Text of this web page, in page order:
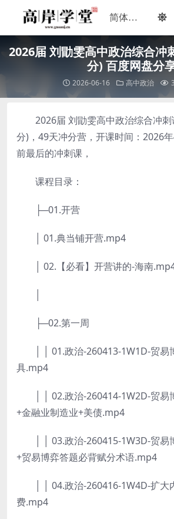
2026届 刘勖雯高中政治综合冲
分) 百度网盘分
2026-06-16 高中政治 3
2026届 刘勖雯高中政治综合冲刺
分)，49天冲分营，开课时间：2026
前最后的冲刺课，
课程目录：
├─01.开营
│ 01.典当铺开营.mp4
│ 02.【必看】开营讲的-海南
├─02.第一周
│ │ 01.政治-260413-1W1D-贸易
具.mp4
│ │ 02.政治-260414-1W2D-贸易
+金融业制造业+美债.mp4
│ │ 03.政治-260415-1W3D-贸易
+贸易博弈答题必背赋分术语.mp4
│ │ 04.政治-260416-1W4D-扩大
费.mp4